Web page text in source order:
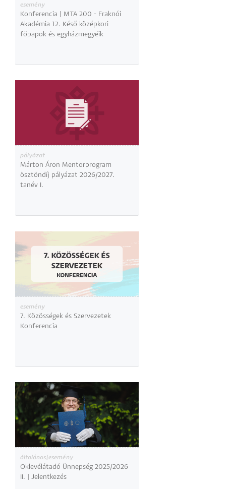
esemény
Konferencia | MTA 200 - Fraknói
Akadémia 12. Késő középkori
főpapok és egyházmegyéik
pályázat
Márton Áron Mentorprogram
ösztöndíj pályázat 2026/2027.
tanév I.
esemény
7. Közösségek és Szervezetek
Konferencia
általános|esemény
Oklevélátadó Ünnepség 2025/2026
II. | Jelentkezés